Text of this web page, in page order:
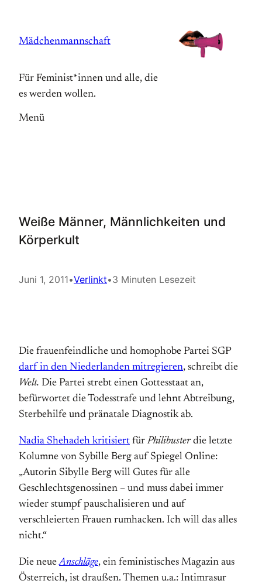
springen
Mädchenmannschaft
Für Feminist*innen und alle, die
es werden wollen.
Menü
Weiße Männer, Männlichkeiten und
Körperkult
Juni 1, 2011•Verlinkt•3 Minuten Lesezeit
Die frauenfeindliche und homophobe Partei SGP
darf in den Niederlanden mitregieren, schreibt die
Welt. Die Partei strebt einen Gottesstaat an,
befürwortet die Todesstrafe und lehnt Abtreibung,
Sterbehilfe und pränatale Diagnostik ab.
Nadia Shehadeh kritisiert für Philibusterdie letzte
Kolumne von Sybille Berg auf Spiegel Online:
„Autorin Sibylle Berg will Gutes für alle
Geschlechtsgenossinen – und muss dabei immer
wieder stumpf pauschalisieren und auf
verschleierten Frauen rumhacken. Ich will das alles
nicht.“
Die neueAnschläge, ein feministisches Magazin aus
Österreich, ist draußen. Themen u.a.: Intimrasur